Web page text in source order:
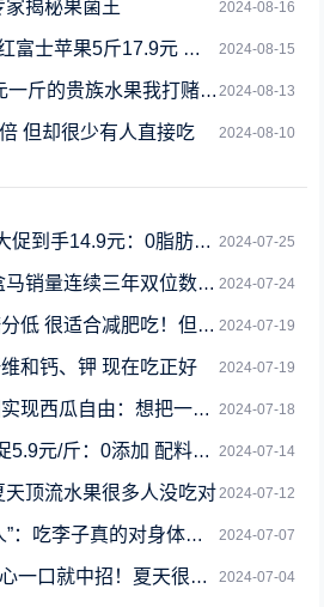
2024-08-16
揭秘果菌王
2024-08-15
苹果5斤17.9元 阿里自营
2024-08-13
族水果我打赌很多人都没见过
2024-08-10
但却很少有人直接吃
2024-07-25
元：0脂肪、0香精、0防腐剂
2024-07-24
量连续三年双位数增长
2024-07-19
适合减肥吃！但4类人要注意
2024-07-19
和钙、钾 现在吃正好
2024-07-18
由：想把一年的量都吃完再走
2024-07-14
元/斤：0添加 配料表干净
2024-07-12
顶流水果很多人没吃对
2024-07-07
李子真的对身体有害吗？
2024-07-04
就中招！夏天很多人都爱吃